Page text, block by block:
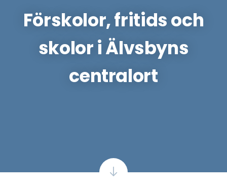
Förskolor, fritids och
skolor i Älvsbyns
centralort